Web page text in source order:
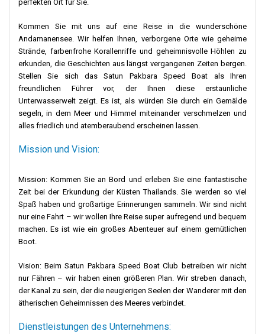
Wenn Sie die Inseln erkunden, sollten Sie unbedingt einen
saubere Strände, die in der Sonne glitzern, und das Wasser ist so
klar, dass man hindurchsehen kann. Wenn Sie gerne schnorcheln
und sich für Fische und Unterwasserwelt interessieren, wird Ihnen
Koh Kradan gefallen. Das Wasser ist klar und es gibt viele bunte
Fische und Pflanzen zu sehen. Es ist wie ein großes,
wunderschönes Aquarium in der Natur.
Obwohl viele Menschen Orte wie Koh Phi Phi besuchen, kennen
nicht so viele Koh Kradan. Das bedeutet, dass es ruhiger ist und
weichen Strand, lauschen dem sanften Rauschen der Wellen und
wunderschöne Insel fast ganz für sich allein! Wenn Sie auf der
Suche nach einem ruhigen, schönen Urlaubsort sind, ist Koh
Kradan der perfekte Ort, den Sie Ihrer Reise hinzufügen können.
Zu guter Letzt Koh Lanta. Koh Lanta ist eine bezaubernde Insel in
der Andamanensee, die für ihre vielfältigen Landschaften und
Reihe unberührter Strände, die von weichem Sand in dichten,
üppigen Dschungel mit einer Vielzahl von Wildtieren übergehen.
Die Insel ist eine Mischung aus Kultur und Natur, mit traditionellen
thailändischen Dörfern, die harmonisch mit modernen Resorts
Atmosphäre der Insel. Viele schnorcheln und tauchen gerne, um
perfekten Ort für Sie.
Kommen Sie mit uns auf eine Reise in die wunderschöne
Andamanensee. Wir helfen Ihnen, verborgene Orte wie geheime
Strände, farbenfrohe Korallenriffe und geheimnisvolle Höhlen zu
erkunden, die Geschichten aus längst vergangenen Zeiten bergen.
Stellen Sie sich das Satun Pakbara Speed ​​Boat als Ihren
freundlichen Führer vor, der Ihnen diese erstaunliche
Unterwasserwelt zeigt. Es ist, als würden Sie durch ein Gemälde
segeln, in dem Meer und Himmel miteinander verschmelzen und
alles friedlich und atemberaubend erscheinen lassen.
Mission und Vision:
Mission: Kommen Sie an Bord und erleben Sie eine fantastische
Zeit bei der Erkundung der Küsten Thailands. Sie werden so viel
Spaß haben und großartige Erinnerungen sammeln. Wir sind nicht
nur eine Fahrt – wir wollen Ihre Reise super aufregend und bequem
machen. Es ist wie ein großes Abenteuer auf einem gemütlichen
Boot.
Vision: Beim Satun Pakbara Speed ​​Boat Club betreiben wir nicht
nur Fähren – wir haben einen größeren Plan. Wir streben danach,
der Kanal zu sein, der die neugierigen Seelen der Wanderer mit den
ätherischen Geheimnissen des Meeres verbindet.
Dienstleistungen des Unternehmens: